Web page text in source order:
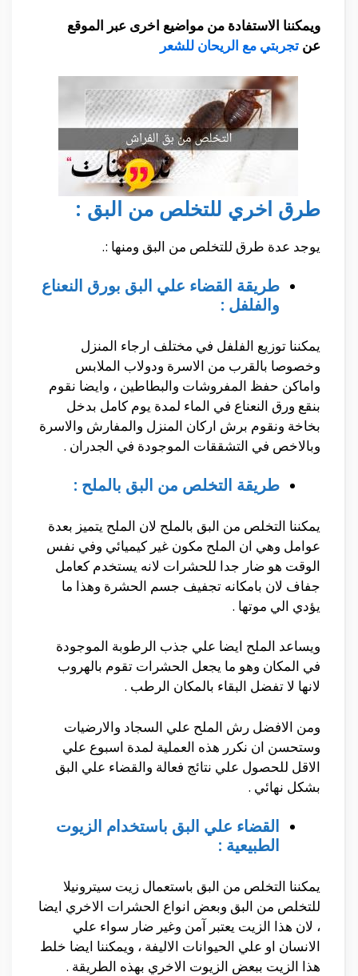
ويمكننا الاستفادة من مواضيع اخرى عبر الموقع
عن تجربتي مع الريحان للشعر
طرق اخري للتخلص من البق :
يوجد عدة طرق للتخلص من البق ومنها :.
طريقة القضاء علي البق بورق النعناع
والفلفل :
يمكننا توزيع الفلفل في مختلف ارجاء المنزل
وخصوصا بالقرب من الاسرة ودولاب الملابس
واماكن حفظ المفروشات والبطاطين ، وايضا نقوم
بنقع ورق النعناع في الماء لمدة يوم كامل بدخل
بخاخة ونقوم برش اركان المنزل والمفارش والاسرة
وبالاخص في التشققات الموجودة في الجدران .
طريقة التخلص من البق بالملح :
يمكننا التخلص من البق بالملح لان الملح يتميز بعدة
عوامل وهي ان الملح مكون غير كيميائي وفي نفس
الوقت هو ضار جدا للحشرات لانه يستخدم كعامل
جفاف لان بامكانه تجفيف جسم الحشرة وهذا ما
يؤدي الي موتها .
ويساعد الملح ايضا علي جذب الرطوبة الموجودة
في المكان وهو ما يجعل الحشرات تقوم بالهروب
لانها لا تفضل البقاء بالمكان الرطب .
ومن الافضل رش الملح علي السجاد والارضيات
وستحسن ان نكرر هذه العملية لمدة اسبوع علي
الاقل للحصول علي نتائج فعالة والقضاء علي البق
بشكل نهائي .
القضاء علي البق باستخدام الزيوت
الطبيعية :
يمكننا التخلص من البق باستعمال زيت سيترونيلا
للتخلص من البق وبعض انواع الحشرات الاخري ايضا
، لان هذا الزيت يعتبر آمن وغير ضار سواء علي
الانسان او علي الحيوانات الاليفة ، ويمكننا ايضا خلط
هذا الزيت ببعض الزيوت الاخري بهذه الطريقة .